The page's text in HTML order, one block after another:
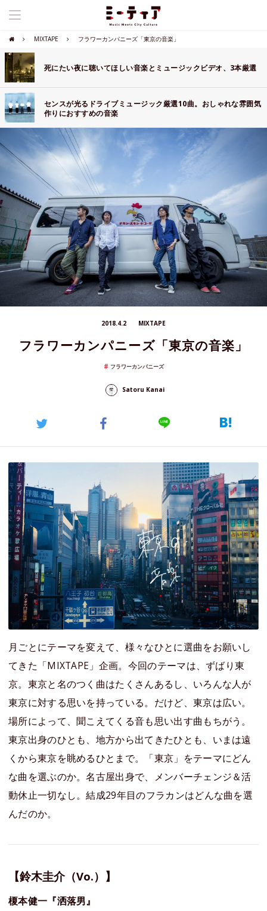
MIXTAPE フラワーカンパニーズ「東京の音楽」
死にたい夜に聴いてほしい音楽とミュージックビデオ、3本厳選
センスが光るドライブミュージック厳選10曲。おしゃれな雰囲気
作りにおすすめの音楽
2018.4.2 MIXTAPE
フラワーカンパニーズ「東京の音楽」
フラワーカンパニーズ
Satoru Kanai
月ごとにテーマを変えて、様々なひとに選曲をお願いし
てきた「MIXTAPE」企画。今回のテーマは、ずばり東
京。東京と名のつく曲はたくさんあるし、いろんな人が
東京に対する思いを持っている。だけど、東京は広い。
場所によって、聞こえてくる音も思い出す曲もちがう。
東京出身のひとも、地方から出てきたひとも、いまは遠
くから東京を眺めるひとまで。「東京」をテーマにどん
な曲を選ぶのか。名古屋出身で、メンバーチェンジ＆活
動休止一切なし。結成29年目のフラカンはどんな曲を選
んだのか。
【鈴木圭介（Vo.）】
榎本健一『洒落男』